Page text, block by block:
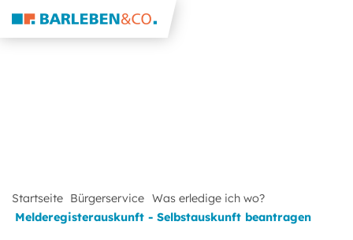
Startseite Bürgerservice Was erledige ich wo?
Melderegisterauskunft - Selbstauskunft beantragen